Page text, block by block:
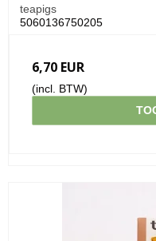
teapigs
5060136750205
6,70 EUR
(incl. BTW)